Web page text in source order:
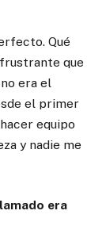
Qué
que
era el
el primer
equipo
y nadie me
era